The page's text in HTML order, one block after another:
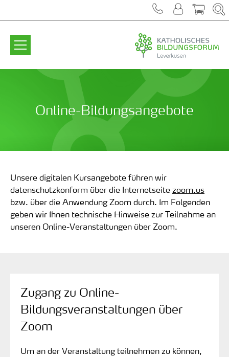
Online-Bildungsangebote
Unsere digitalen Kursangebote führen wir
datenschutzkonform über die Internetseitezoom.us
bzw. über die Anwendung Zoom durch. Im Folgenden
geben wir Ihnen technische Hinweise zur Teilnahme an
unseren Online-Veranstaltungen über Zoom.
Zugang zu Online-
Bildungsveranstaltungen über
Zoom
Um an der Veranstaltung teilnehmen zu können,